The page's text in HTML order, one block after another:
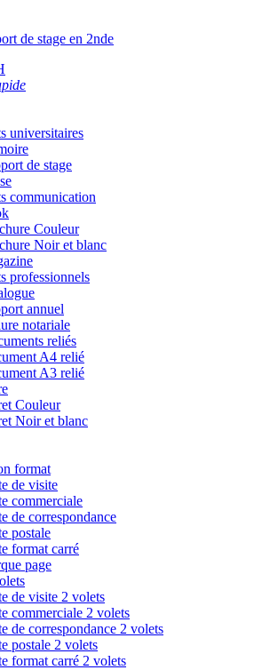
de stage en 2nde
universitaires
de stage
communication
Couleur
Noir et blanc
professionnels
annuel
notariale
reliés
A4 relié
A3 relié
Couleur
Noir et blanc
format
de visite
commerciale
de correspondance
postale
format carré
page
de visite 2 volets
commerciale 2 volets
de correspondance 2 volets
postale 2 volets
format carré 2 volets